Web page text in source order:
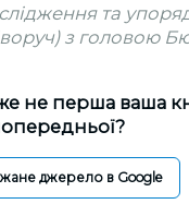
та
з головою
не перша ваша
джерело в Google